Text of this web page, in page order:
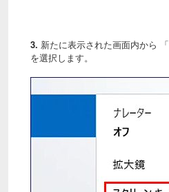
3. 新たに表示された画面内から 「
を選択します。